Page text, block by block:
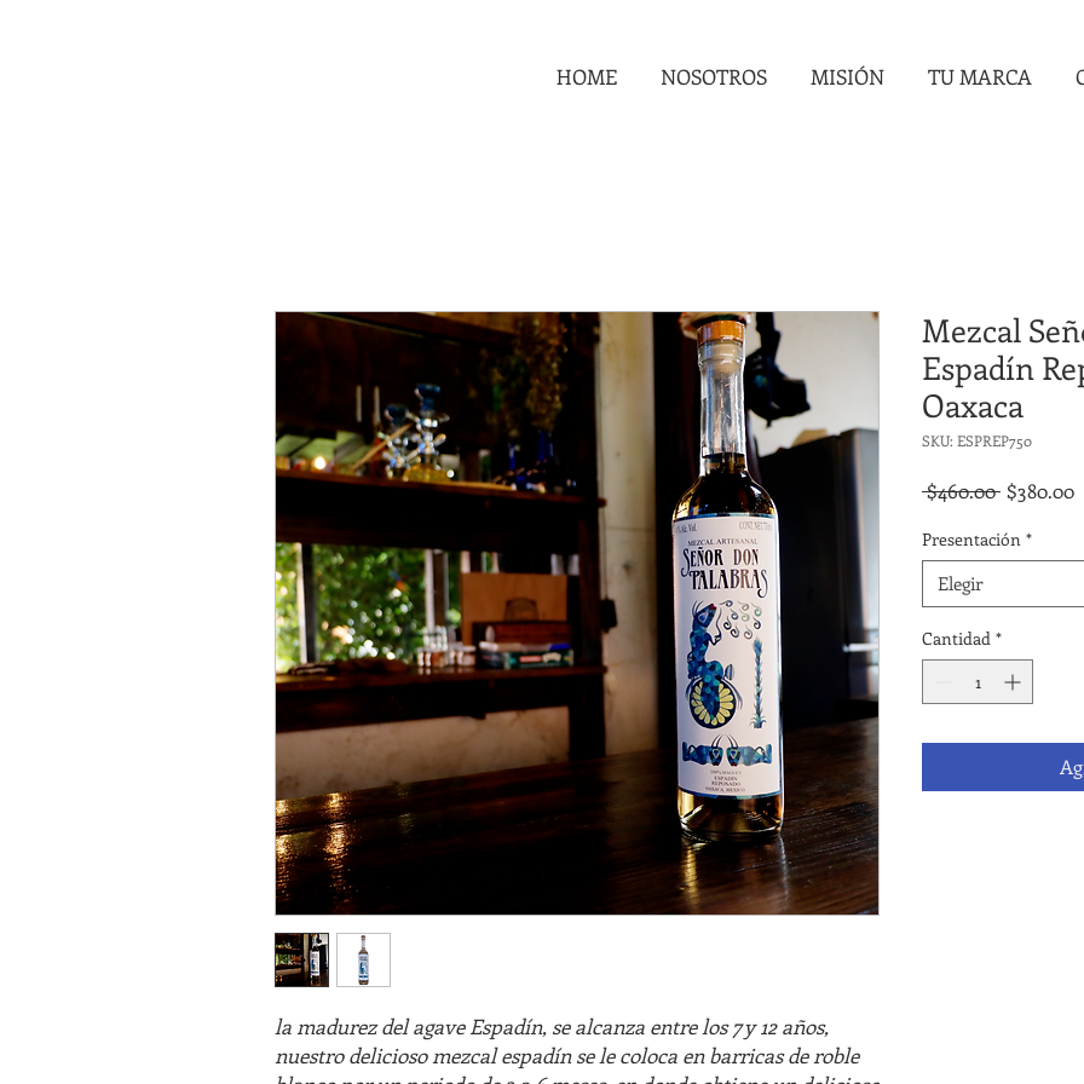
HOME NOSOTROS MISIÓN TU MARCA
la madurez del agave Espadín, se alcanza entre los 7 y 12 años,
nuestro delicioso mezcal espadín se le coloca en barricas de roble
Mezcal
Espadín
Oaxaca
SKU: ESPREP750
$460.00 Precio
$380.00
Presentación *
Elegir
Cantidad *